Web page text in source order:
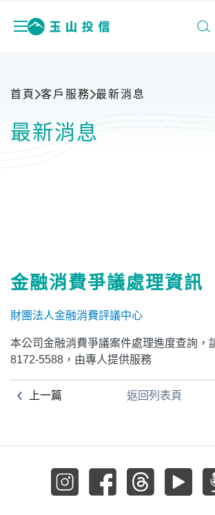
首頁 客戶服務 最新消息
最新消息
金融消費爭議處理資訊
財團法人金融消費評議中心
本公司金融消費爭議案件處理進度查詢，
8172-5588，由專人提供服務
上一篇 返回列表頁